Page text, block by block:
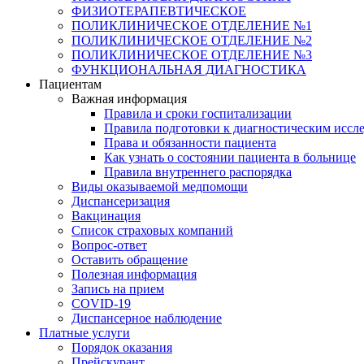
ФИЗИОТЕРАПЕВТИЧЕСКОЕ
ПОЛИКЛИНИЧЕСКОЕ ОТДЕЛЕНИЕ №1
ПОЛИКЛИНИЧЕСКОЕ ОТДЕЛЕНИЕ №2
ПОЛИКЛИНИЧЕСКОЕ ОТДЕЛЕНИЕ №3
ФУНКЦИОНАЛЬНАЯ ДИАГНОСТИКА
Пациентам
Важная информация
Правила и сроки госпитализации
Правила подготовки к диагностическим
Права и обязанности пациента
Как узнать о состоянии пациента в больнице
Правила внутреннего распорядка
Виды оказываемой медпомощи
Диспансеризация
Вакцинация
Список страховых компаний
Вопрос-ответ
Оставить обращение
Полезная информация
Запись на прием
COVID-19
Диспансерное наблюдение
Платные услуги
Порядок оказания